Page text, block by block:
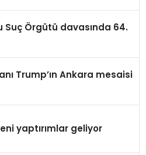
Suç Örgütü davasında 64.
Trump’ın Ankara mesaisi
yaptırımlar geliyor